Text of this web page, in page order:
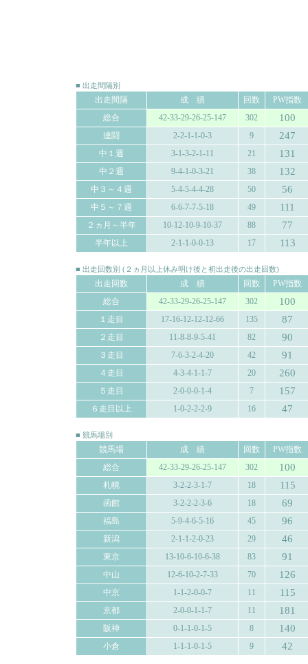
■ 出走間隔別
出走間隔 成 績 回数
PW指数
総合
42-33-29-26-25-147 302 100
連闘 2-2-1-1-0-3 9 247
中１週 3-1-3-2-1-11 21 131
中２週 9-4-1-0-3-21 38 132
中３～４週 5-4-5-4-4-28 50 56
中５～７週 6-6-7-7-5-18 49 111
２ヵ月～半年 10-12-10-9-10-37 88 77
半年以上 2-1-1-0-0-13 17 113
■ 出走回数別 (２ヵ月以上休み明け後と初出走後の出走回数)
出走回数 成 績 回数
PW指数
総合
42-33-29-26-25-147 302 100
１走目 17-16-12-12-12-66 135 87
２走目 11-8-8-9-5-41 82 90
３走目 7-6-3-2-4-20 42 91
４走目 4-3-4-1-1-7 20 260
５走目 2-0-0-0-1-4 7 157
６走目以上 1-0-2-2-2-9 16 47
■ 競馬場別
競馬場 成 績 回数
PW指数
総合
42-33-29-26-25-147 302 100
札幌 3-2-2-3-1-7 18 115
函館 3-2-2-2-3-6 18 69
福島 5-9-4-6-5-16 45 96
新潟 2-1-1-2-0-23 29 46
東京 13-10-6-10-6-38 83 91
中山 12-6-10-2-7-33 70 126
中京 1-1-2-0-0-7 11 115
京都 2-0-0-1-1-7 11 181
阪神 0-1-1-0-1-5 8 140
小倉 1-1-1-0-1-5 9 42